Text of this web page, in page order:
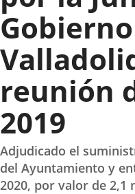
reunión
2019
Adjudicado el
del Ayuntamiento y
2020, por valor de 2,1